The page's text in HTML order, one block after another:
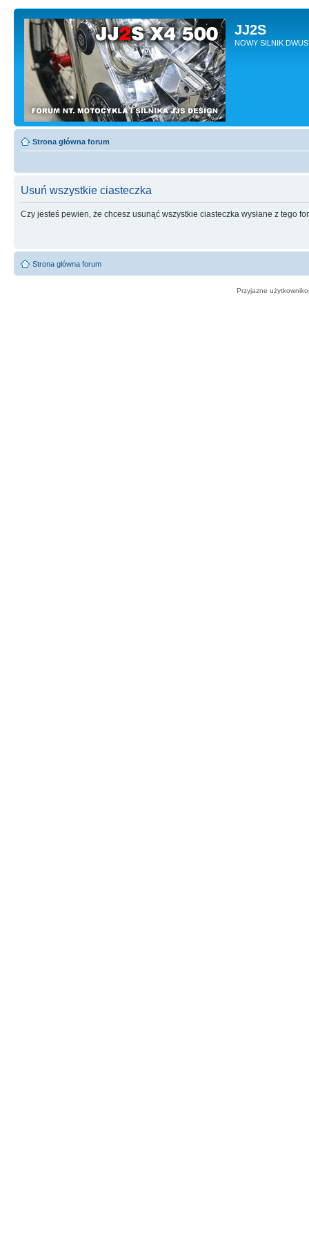
JJ2S
NOWY SILNIK
Strona główna forum
Usuń wszystkie ciasteczka
Czy jesteś pewien, że chcesz usunąć wszystkie ciasteczka wysłane z tego
Strona główna forum
Przyjazne